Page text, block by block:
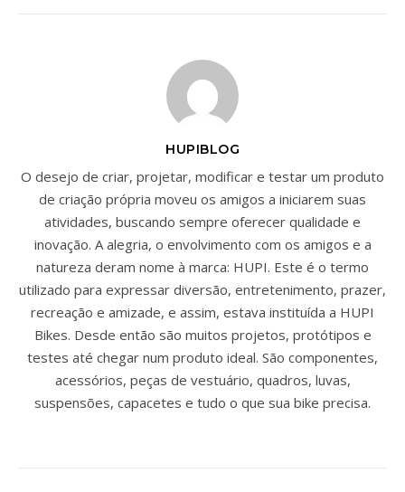
HUPIBLOG
O desejo de criar, projetar, modificar e testar um produto
de criação própria moveu os amigos a iniciarem suas
atividades, buscando sempre oferecer qualidade e
inovação. A alegria, o envolvimento com os amigos e a
natureza deram nome à marca: HUPI. Este é o termo
utilizado para expressar diversão, entretenimento, prazer,
recreação e amizade, e assim, estava instituída a HUPI
Bikes. Desde então são muitos projetos, protótipos e
testes até chegar num produto ideal. São componentes,
acessórios, peças de vestuário, quadros, luvas,
suspensões, capacetes e tudo o que sua bike precisa.